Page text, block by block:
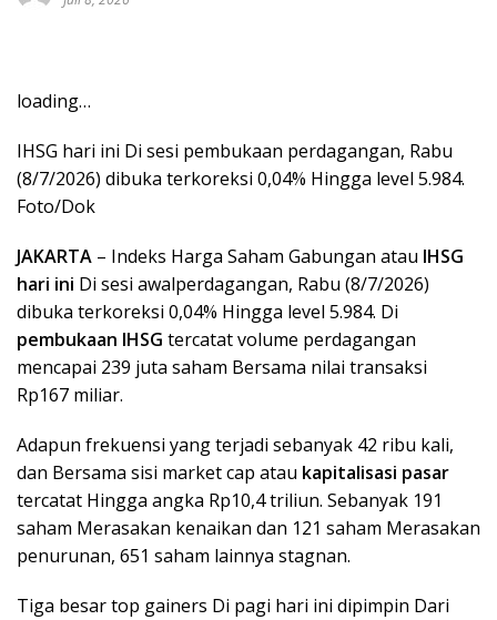
loading…
IHSG hari ini Di sesi pembukaan perdagangan, Rabu
(8/7/2026) dibuka terkoreksi 0,04% Hingga level 5.984.
Foto/Dok
JAKARTA – Indeks Harga Saham Gabungan atau IHSG
hari ini Di sesi awalperdagangan, Rabu (8/7/2026)
dibuka terkoreksi 0,04% Hingga level 5.984. Di
pembukaan IHSG tercatat volume perdagangan
mencapai 239 juta saham Bersama nilai transaksi
Rp167 miliar.
Adapun frekuensi yang terjadi sebanyak 42 ribu kali,
dan Bersama sisi market cap atau kapitalisasi pasar
tercatat Hingga angka Rp10,4 triliun. Sebanyak 191
saham Merasakan kenaikan dan 121 saham Merasakan
penurunan, 651 saham lainnya stagnan.
Tiga besar top gainers Di pagi hari ini dipimpin Dari